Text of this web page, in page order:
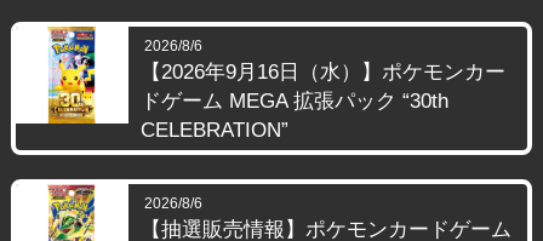
2026/8/6
【2026年9月16日（水）】ポケモンカー
ドゲーム MEGA 拡張パック “30th
CELEBRATION”
2026/8/6
【抽選販売情報】ポケモンカードゲーム